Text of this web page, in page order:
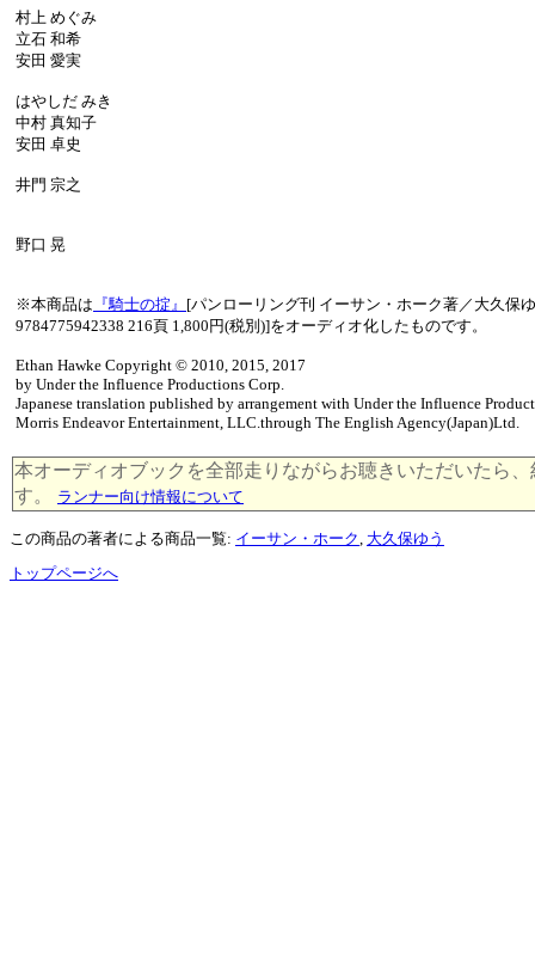
村上 めぐみ
立石 和希
安田 愛実
はやしだ みき
中村 真知子
安田 卓史
井門 宗之
野口 晃
※本商品は 『騎士の掟』 [パンローリング刊 イーサン・ホーク著／大久保
9784775942338 216頁 1,800円(税別)]をオーディオ化したものです。
Ethan Hawke Copyright © 2010, 2015, 2017
by Under the Influence Productions Corp.
Japanese translation published by arrangement with Under the Influence
Morris Endeavor Entertainment, LLC.through The English Agency(Japan)Ltd.
本オーディオブックを全部走りながらお聴きいただいたら、
す。
ランナー向け情報について
この商品の著者による商品一覧: イーサン・ホーク 大久保ゆう
トップページへ